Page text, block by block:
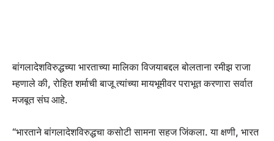
बांगलादेशविरुद्धच्या भारताच्या मालिका विजयाबद्दल बोलताना रमीझ राजा
म्हणाले की, रोहित शर्माची बाजू त्यांच्या मायभूमीवर पराभूत करणारा सर्वात
मजबूत संघ आहे.
“भारताने बांगलादेशविरुद्धचा कसोटी सामना सहज जिंकला. या क्षणी, भारत